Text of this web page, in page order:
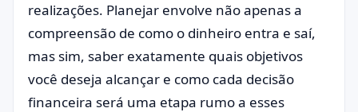
realizações. Planejar envolve não apenas a
compreensão de como o dinheiro entra e saí,
mas sim, saber exatamente quais objetivos
você deseja alcançar e como cada decisão
financeira será uma etapa rumo a esses